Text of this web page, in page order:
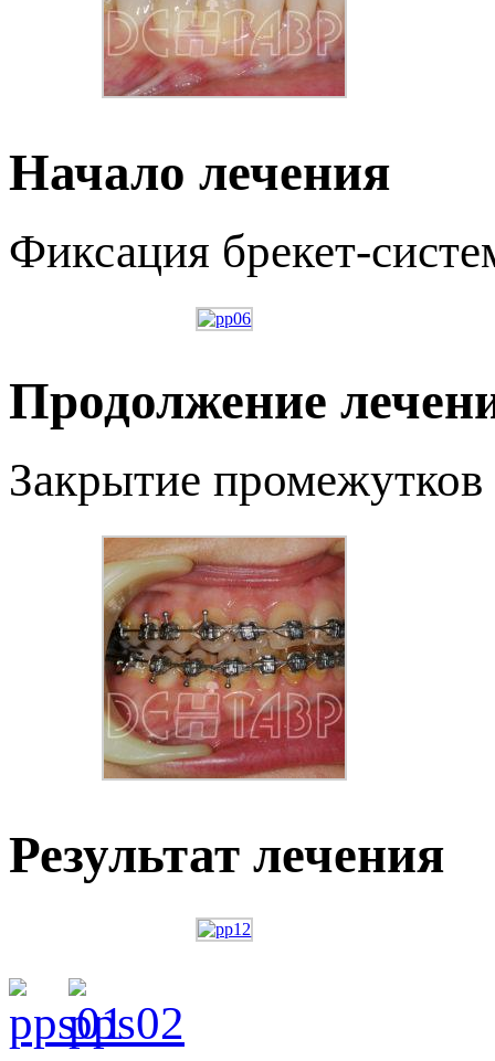
Начало лечения
Фиксация брекет-
Продолжение
Закрытие
Результат лечения